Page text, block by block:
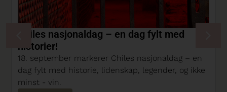
Chiles nasjonaldag – en dag fylt med
historier!
18. september markerer Chiles nasjonaldag – en
dag fylt med historie, lidenskap, legender, og ikke
minst - vin.